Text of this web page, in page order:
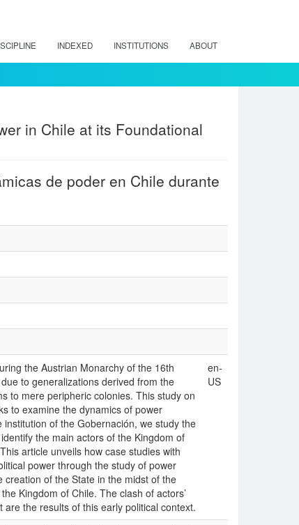
INDEXED INSTITUTIONS ABOUT
in Chile at its Foundational
de poder en Chile durante
the Austrian Monarchy of the 16th
to generalizations derived from the
to mere peripheric colonies. This study on
to examine the dynamics of power
of the Gobernación, we study the
the main actors of the Kingdom of
article unveils how case studies with
power through the study of power
of the State in the midst of the
Kingdom of Chile. The clash of actors’
the results of this early political context.
en-
US